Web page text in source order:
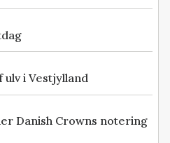
i Vestjylland
Danish Crowns notering